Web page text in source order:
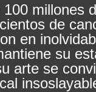
millones
de
en
su
arte se